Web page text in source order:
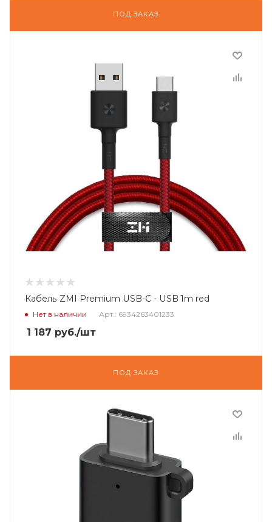
ПОД ЗАКАЗ
Кабель ZMI Premium USB-C - USB 1m red
Нет в наличии Арт.: 6934263401233
1 187 руб./шт
ПОД ЗАКАЗ